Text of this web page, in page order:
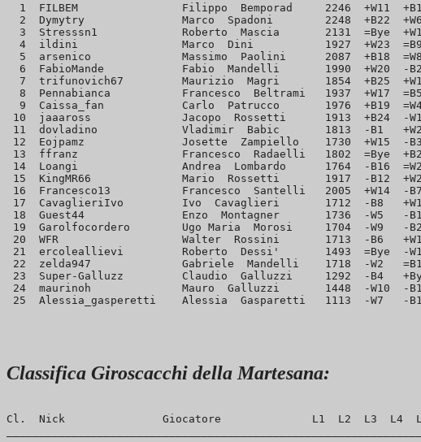
1  FILBEM                Filippo  Bemporad     2246  +W11
2  Dymytry               Marco  Spadoni        2248  +B22
3  Stresssn1             Roberto  Mascia       2131  =Bye
4  ildini                Marco  Dini           1927  +W23
5  arsenico              Massimo  Paolini      2087  +B18
6  FabioMande            Fabio  Mandelli       1990  +W20  -
7  trifunovich67         Maurizio  Magri       1854  +B25
8  Pennabianca           Francesco  Beltrami   1937  +W17
9  Caissa_fan            Carlo  Patrucco       1976  +B19
10  jaaaross              Jacopo  Rossetti      1913  +B24  -
11  dovladino             Vladimir  Babic       1813  -B1
12  Eojpamz               Josette  Zampiello    1730  +W15  -B3
13  ffranz                Francesco  Radaelli   1802  =Bye
14  Loangi                Andrea  Lombardo      1764  -B16
15  KingMR66              Mario  Rossetti       1917  -B12
16  Francesco13           Francesco  Santelli   2005  +W14  -
17  CavaglieriIvo         Ivo  Cavaglieri       1712  -B8
18  Guest44               Enzo  Montagner       1736  -W5   -
19  Garolfocordero        Ugo Maria  Morosi     1704  -W9   -
20  WFR                   Walter  Rossini       1713  -B6
21  ercoleallievi         Roberto  Dessi'       1493  =Bye  -
22  zelda947              Gabriele  Mandelli    1718  -W2
23  Super-Galluzz         Claudio  Galluzzi     1292  -B4
24  maurinoh              Mauro  Galluzzi       1448  -
Classifica Giroscacchi della Martesana:
Cl.  Nick               Giocatore              L1  L2  L3  L4  L5